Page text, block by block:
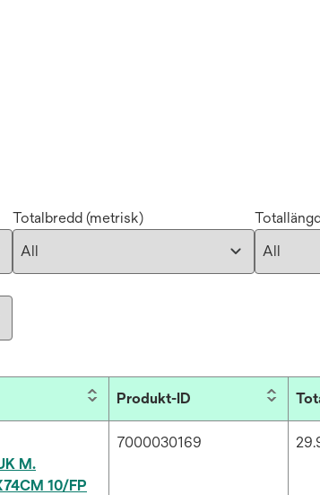
Totalbredd (metrisk)
Produkt-ID
M.
10/FP
7000030169